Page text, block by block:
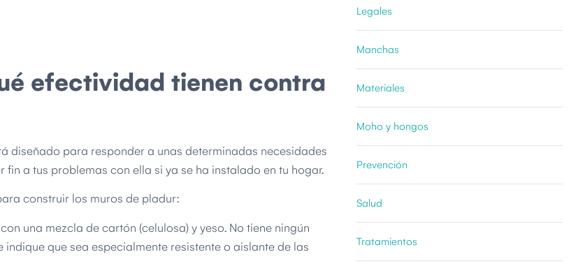
efectividad tienen contra
diseñado para responder a unas determinadas necesidades
a tus problemas con ella si ya se ha instalado en tu hogar.
construir los muros de pladur:
una mezcla de cartón (celulosa) y yeso. No tiene ningún
que sea especialmente resistente o aislante de las
Legales
Manchas
Materiales
Moho y hongos
Prevención
Salud
Tratamientos